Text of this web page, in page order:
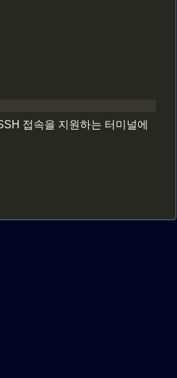
접속을 지원하는 터미널에